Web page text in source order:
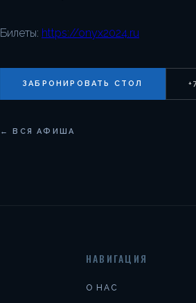
Билеты: https://onyx2024.ru
ЗАБРОНИРОВАТЬ СТОЛ
← ВСЯ АФИША
НАВИГАЦИЯ
О НАС